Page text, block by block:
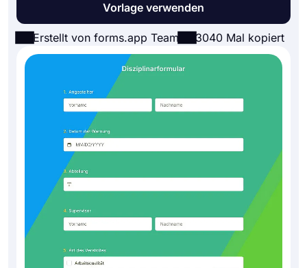
Vorlage verwenden
Erstellt von forms.app Team 3040 Mal kopiert